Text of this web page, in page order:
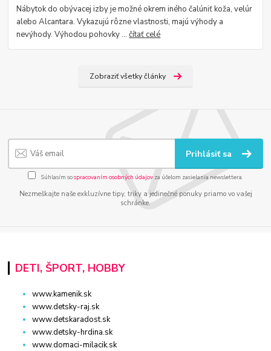
Nábytok do obývacej izby je možné okrem iného čalúniť koža, velúr
alebo Alcantara. Vykazujú rôzne vlastnosti, majú výhody a
nevýhody. Výhodou pohovky ...čítať celé
Zobraziť všetky články
Prihlásiť sa
Súhlasím sospracovaním osobných údajov za účelom zasielania newslettera.
Nezmeškajte naše exkluzívne tipy, triky a jedinečné ponuky priamo vo vašej
schránke.
DETI, ŠPORT, HOBBY
www.kamenik.sk
www.detsky-raj.sk
www.detskaradost.sk
www.detsky-hrdina.sk
www.domaci-milacik.sk